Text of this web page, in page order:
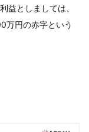
益としましては、
万円の赤字という